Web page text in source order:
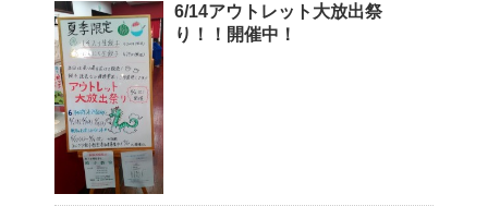
6/14アウトレット大放出祭
り！！開催中！